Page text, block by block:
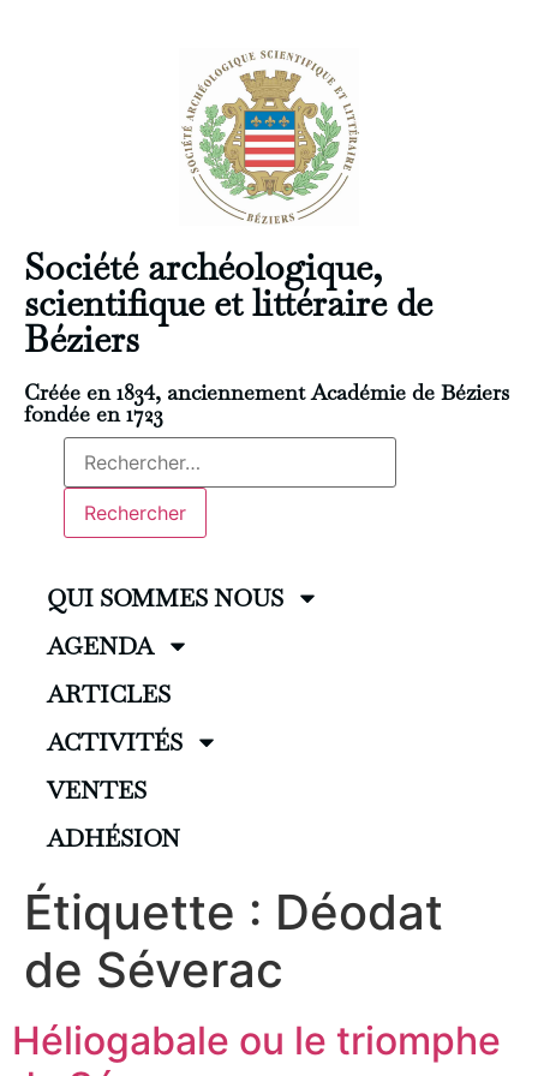
Société archéologique,
scientifique et littéraire de
Béziers
Créée en 1834, anciennement Académie de Béziers
fondée en 1723
QUI SOMMES NOUS
AGENDA
ARTICLES
ACTIVITÉS
VENTES
ADHÉSION
Étiquette : Déodat
de Séverac
Héliogabale ou le triomphe